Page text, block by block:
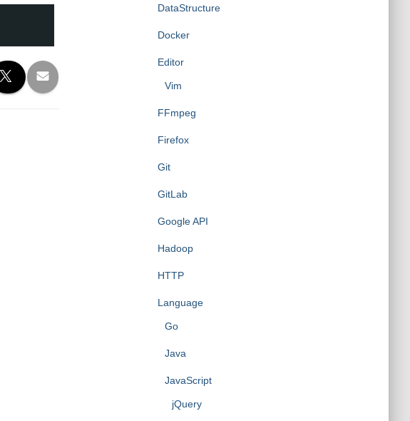
DataStructure
Docker
Editor
Vim
FFmpeg
Firefox
Git
GitLab
Google API
Hadoop
HTTP
Language
Go
Java
JavaScript
jQuery